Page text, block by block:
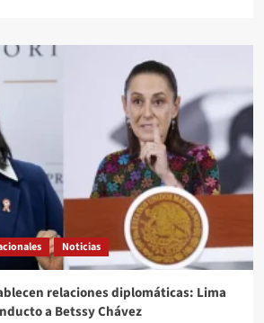
Noticias
relaciones diplomáticas: Lima
a Betssy Chávez